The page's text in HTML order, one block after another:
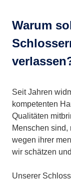
Warum
Seit Jahren
kompetenten
Qualitäten
Menschen sind,
wegen ihrer
wir schätzen
Unserer